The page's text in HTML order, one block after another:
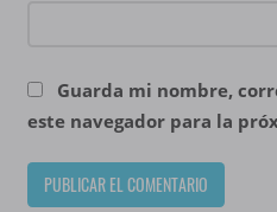
Guarda mi nombre,
este navegador para la